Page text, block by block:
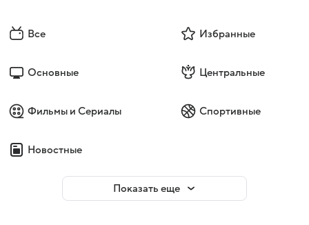
Все Избранные
Основные Центральные
Фильмы и Сериалы Спортивные
Новостные
Показать еще